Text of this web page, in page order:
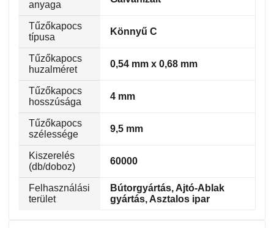
anyaga
Tűzőkapocs
típusa
Könnyű C
Tűzőkapocs
huzalméret
0,54 mm x 0,68 mm
Tűzőkapocs
hosszúsága
4 mm
Tűzőkapocs
szélessége
9,5 mm
Kiszerelés
(db/doboz)
60000
Felhasználási
terület
Bútorgyártás, Ajtó-Ablak
gyártás, Asztalos ipar